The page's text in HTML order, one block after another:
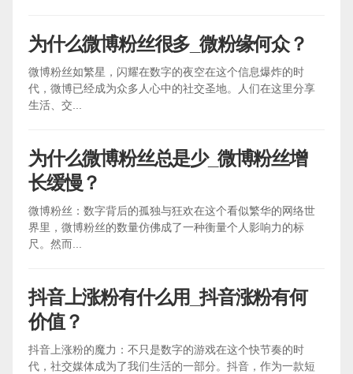
为什么微博粉丝很多_微粉缘何众？
微博粉丝如繁星，闪耀在数字的夜空在这个信息爆炸的时
代，微博已经成为众多人心中的社交圣地。人们在这里分享
生活、交...
为什么微博粉丝总是少_微博粉丝增
长缓慢？
微博粉丝：数字背后的孤独与狂欢在这个看似繁华的网络世
界里，微博粉丝的数量仿佛成了一种衡量个人影响力的标
尺。然而...
抖音上涨粉有什么用_抖音涨粉有何
价值？
抖音上涨粉的魔力：不只是数字的游戏在这个快节奏的时
代，社交媒体成为了我们生活的一部分。抖音，作为一款短